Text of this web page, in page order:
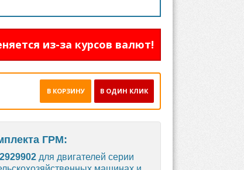
из-за курсов валют!
В ОДИН КЛИК
В КОРЗИНУ
ГРМ:
для двигателей серии